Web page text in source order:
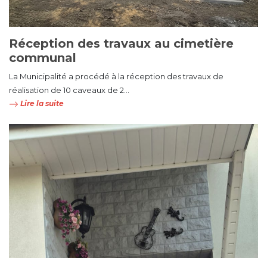
Réception des travaux au cimetière
communal
La Municipalité a procédé à la réception des travaux de
réalisation de 10 caveaux de 2...
Lire la suite